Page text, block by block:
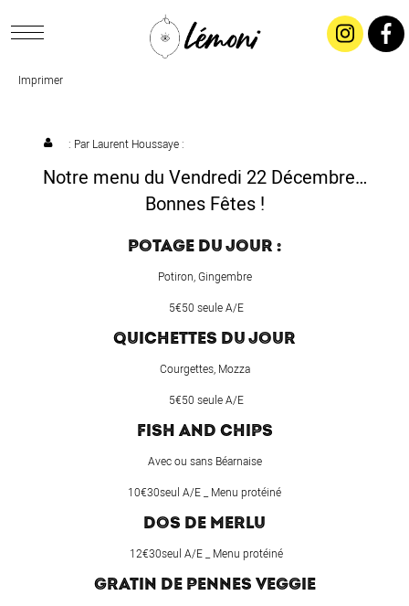
CONCEPT
LIVRAISON
SALADES & BUFFETS
CONTACTEZ-NOUS !
Imprimer
: Par Laurent Houssaye:
Notre menu du Vendredi 22 Décembre…
Bonnes Fêtes !
POTAGE DU JOUR :
Potiron, Gingembre
5€50 seule A/E
QUICHETTES DU JOUR
Courgettes, Mozza
5€50 seule A/E
FISH AND CHIPS
Avec ou sans Béarnaise
10€30seul A/E _ Menu protéiné
DOS DE MERLU
12€30seul A/E _ Menu protéiné
GRATIN DE PENNES VEGGIE